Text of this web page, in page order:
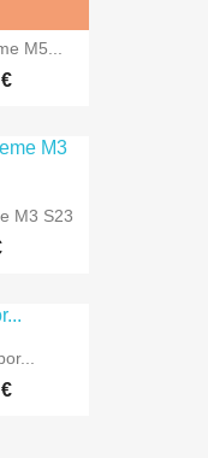
M5...
M3 S23